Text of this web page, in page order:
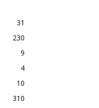
31
230
9
4
10
310